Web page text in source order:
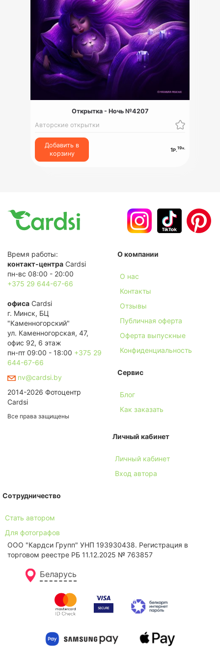
Открытка - Ночь №4207
Авторские открытки
Добавить в
корзину
1Р.19к.
Время работы:
контакт-центра Cardsi
пн-вс 08:00 - 20:00
+375 29 644-67-66
офиса Cardsi
г. Минск, БЦ
"Каменногорский"
ул. Каменногорская, 47,
офис 92, 6 этаж
пн-пт 09:00 - 18:00 +375 29
644-67-66
nv@cardsi.by
2014-2026 Фотоцентр
Cardsi
Все права защищены
О компании
О нас
Контакты
Отзывы
Публичная оферта
Оферта выпускные
Конфиденциальность
Сервис
Блог
Как заказать
Личный кабинет
Личный кабинет
Вход автора
Сотрудничество
Стать автором
Для фотографов
ООО "Кардси Групп" УНП 193930438. Региcтрация в
торговом реестре РБ 11.12.2025 № 763857
Беларусь